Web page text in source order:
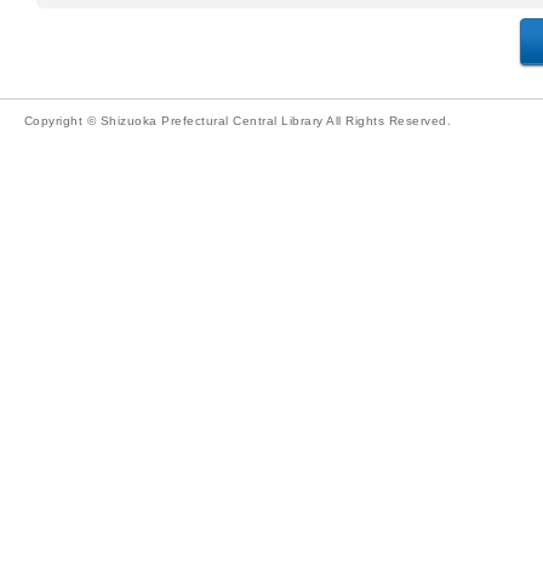
Copyright © Shizuoka Prefectural Central Library All Rights Reserved.